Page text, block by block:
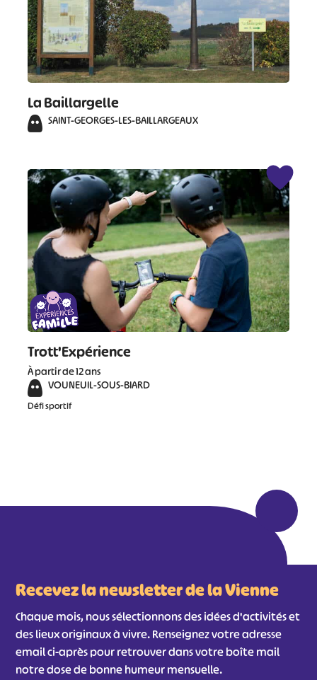
La Baillargelle
SAINT-GEORGES-LES-BAILLARGEAUX
Trott'Expérience
À partir de 12 ans
VOUNEUIL-SOUS-BIARD
Défi sportif
Recevez la newsletter de la Vienne
Chaque mois, nous sélectionnons des idées d'activités et
des lieux originaux à vivre. Renseignez votre adresse
email ci-après pour retrouver dans votre boîte mail
notre dose de bonne humeur mensuelle.